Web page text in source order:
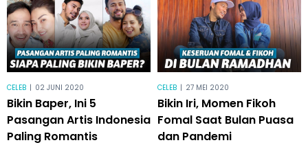
CELEB | 02 JUNI 2020
Bikin Baper, Ini 5
Pasangan Artis Indonesia
Paling Romantis
CELEB | 27 MEI 2020
Bikin Iri, Momen Fikoh
Fomal Saat Bulan Puasa
dan Pandemi